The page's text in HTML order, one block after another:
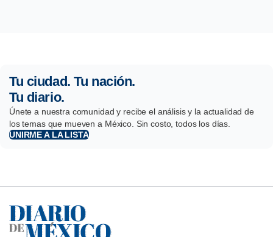
Tu ciudad. Tu nación.
Tu diario.
Únete a nuestra comunidad y recibe el análisis y la actualidad de
los temas que mueven a México. Sin costo, todos los días.
UNIRME A LA LISTA